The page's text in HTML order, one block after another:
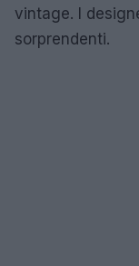
vintage. I
sorprendenti.